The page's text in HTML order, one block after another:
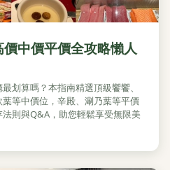
中價平價全攻略懶人
划算嗎？本指南精選頂級饗饗、
等中價位，辛殿、涮乃葉等平價
則與Q&A，助您輕鬆享受無限美